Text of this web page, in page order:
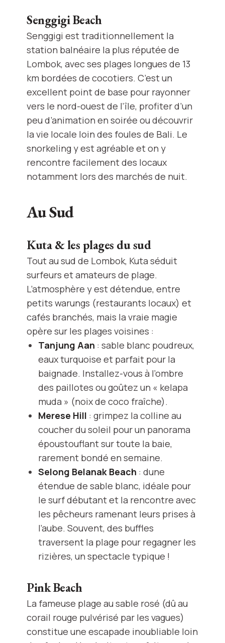
Senggigi Beach
Senggigi est traditionnellement la
station balnéaire la plus réputée de
Lombok, avec ses plages longues de 13
km bordées de cocotiers. C’est un
excellent point de base pour rayonner
vers le nord-ouest de l’île, profiter d’un
peu d’animation en soirée ou découvrir
la vie locale loin des foules de Bali. Le
snorkeling y est agréable et on y
rencontre facilement des locaux
notamment lors des marchés de nuit.
Au Sud
Kuta & les plages du sud
Tout au sud de Lombok, Kuta séduit
surfeurs et amateurs de plage.
L’atmosphère y est détendue, entre
petits warungs (restaurants locaux) et
cafés branchés, mais la vraie magie
opère sur les plages voisines :
Tanjung Aan : sable blanc poudreux,
eaux turquoise et parfait pour la
baignade. Installez-vous à l’ombre
des paillotes ou goûtez un « kelapa
muda » (noix de coco fraîche).
Merese Hill : grimpez la colline au
coucher du soleil pour un panorama
époustouflant sur toute la baie,
rarement bondé en semaine.
Selong Belanak Beach : dune
étendue de sable blanc, idéale pour
le surf débutant et la rencontre avec
les pêcheurs ramenant leurs prises à
l’aube. Souvent, des buffles
traversent la plage pour regagner les
rizières, un spectacle typique !
Pink Beach
La fameuse plage au sable rosé (dû au
corail rouge pulvérisé par les vagues)
constitue une escapade inoubliable loin